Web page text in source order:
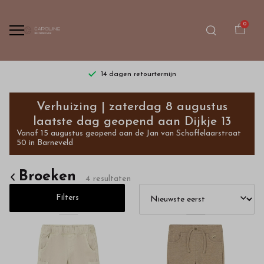
0
14 dagen retourtermijn
Broeken
Bestel
kinderkleding
hoge
kwaliteit
Verhuizing | zaterdag 8 augustus
laatste dag geopend aan Dijkje 13
Vanaf 15 augustus geopend aan de Jan van Schaffelaarstraat
50 in Barneveld
Broeken 4 resultaten
Filters